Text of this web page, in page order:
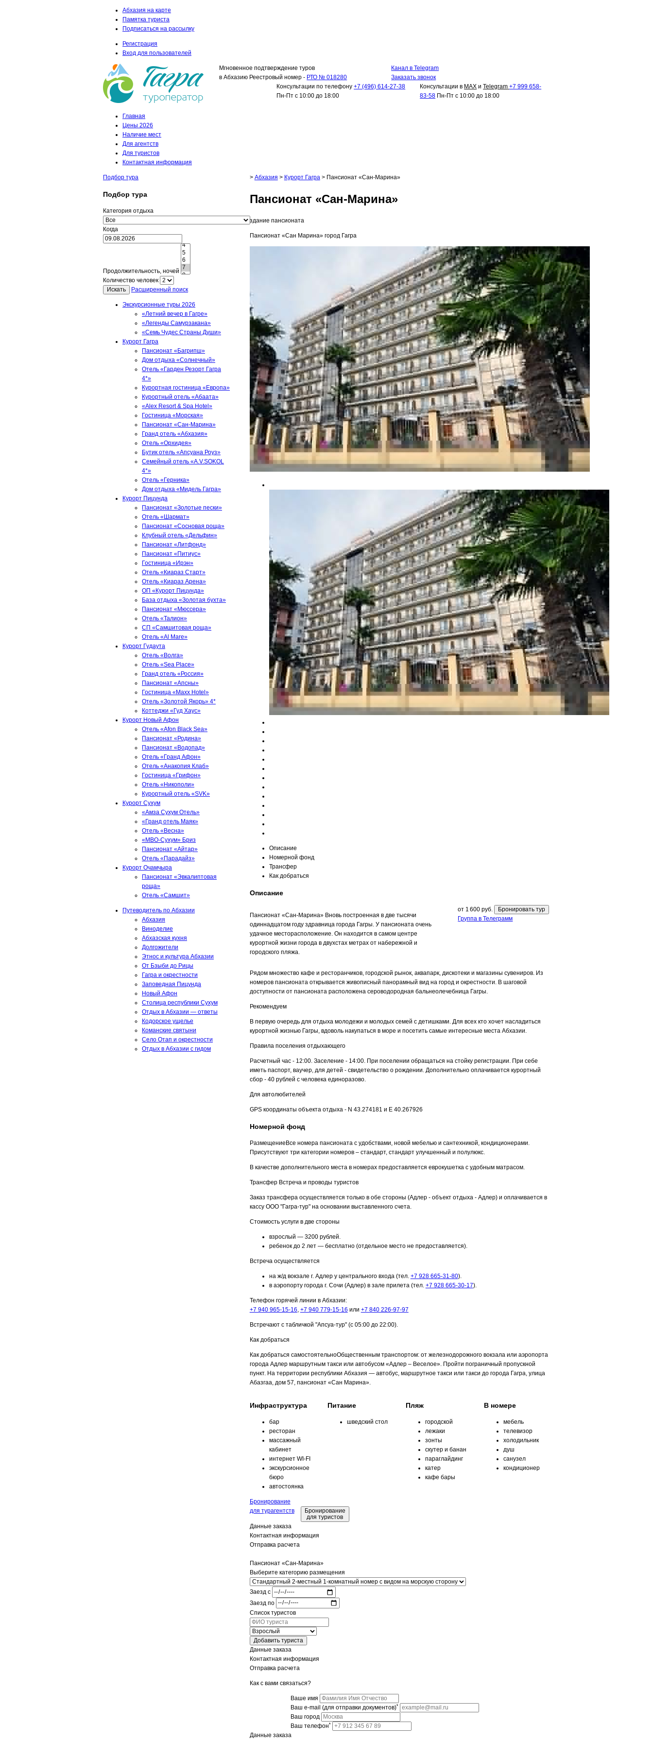
Абхазия на карте
Памятка туриста
Подписаться на рассылку
Регистрация
Вход для пользователей
Мгновенное подтверждение туров
в Абхазию Реестровый номер - РТО № 018280
Канал в Telegram
Заказать звонок
Консультации по телефону +7 (496) 614-27-38
Пн-Пт с 10:00 до 18:00
Консультации в MAX иTelegram +7 999 658-
83-58 Пн-Пт с 10:00 до 18:00
Главная
Цены 2026
Наличие мест
Для агентств
Для туристов
Контактная информация
Подбор тура
Подбор тура
Категория отдыха
Когда
Продолжительность, ночей
Количество человек
Искать
Расширенный поиск
Экскурсионные туры 2026
«Летний вечер в Гагре»
«Легенды Самурзакана»
«Семь Чудес Страны Души»
Курорт Гагра
Пансионат «Багрипш»
Дом отдыха «Солнечный»
Отель «Гарден Резорт Гагра
4*»
Курортная гостиница «Европа»
Курортный отель «Абаата»
«Alex Resort & Spa Hotel»
Гостиница «Морская»
Пансионат «Сан-Марина»
Гранд отель «Абхазия»
Отель «Орхидея»
Бутик отель «Апсуана Роуз»
Семейный отель «A.V.SOKOL
4*»
Отель «Герника»
Дом отдыха «Мидель Гагра»
Курорт Пицунда
Пансионат «Золотые пески»
Отель «Шармат»
Пансионат «Сосновая роща»
Клубный отель «Дельфин»
Пансионат «Литфонд»
Пансионат «Питиус»
Гостиница «Ирэн»
Отель «Киараз Старт»
Отель «Киараз Арена»
ОП «Курорт Пицунда»
База отдыха «Золотая бухта»
Пансионат «Мюссера»
Отель «Талион»
СП «Самшитовая роща»
Отель «Al Mare»
Курорт Гудаута
Отель «Волга»
Отель «Sea Place»
Гранд отель «Россия»
Пансионат «Апсны»
Гостиница «Maxx Hotel»
Отель «Золотой Якорь» 4*
Коттеджи «Гуд Хаус»
Курорт Новый Афон
Отель «Afon Black Sea»
Пансионат «Родина»
Пансионат «Водопад»
Отель «Гранд Афон»
Отель «Анакопия Клаб»
Гостиница «Грифон»
Отель «Никополи»
Курортный отель «SVK»
Курорт Сухум
«Амза Сухум Отель»
«Гранд отель Маяк»
Отель «Весна»
«МВО-Сухум» Бриз
Пансионат «Айтар»
Отель «Парадайз»
Курорт Очамчыра
Пансионат «Эвкалиптовая
роща»
Отель «Самшит»
Путеводитель по Абхазии
Абхазия
Виноделие
Абхазская кухня
Долгожители
Этнос и культура Абхазии
От Бзыби до Рицы
Гагра и окрестности
Заповедная Пицунда
Новый Афон
Столица республики Сухум
Отдых в Абхазии — ответы
Кодорское ущелье
Команские святыни
Село Отап и окрестности
Отдых в Абхазии с гидом
> Абхазия > Курорт Гагра> Пансионат «Сан-Марина»
Пансионат «Сан-Марина»
здание пансионата
Пансионат «Сан Марина» город Гагра
Описание
Номерной фонд
Трансфер
Как добраться
Описание
Пансионат «Сан-Марина» Вновь построенная в две тысячи
одиннадцатом году здравница города Гагры. У пансионата очень
удачное месторасположение. Он находится в самом центре
курортной жизни города в двухстах метрах от набережной и
городского пляжа.
от 1 600 руб.
Бронировать тур
Группа в Телеграмм
Рядом множество кафе и ресторанчиков, городской рынок, аквапарк, дискотеки и магазины сувениров. Из
номеров пансионата открывается живописный панорамный вид на город и окрестности. В шаговой
доступности от пансионата расположена сероводородная бальнеолечебница Гагры.
Рекомендуем
В первую очередь для отдыха молодежи и молодых семей с детишками. Для всех кто хочет насладиться
курортной жизнью Гагры, вдоволь накупаться в море и посетить самые интересные места Абхазии.
Правила поселения отдыхающего
Расчетный час - 12:00. Заселение - 14:00. При поселении обращаться на стойку регистрации. При себе
иметь паспорт, ваучер, для детей - свидетельство о рождении. Дополнительно оплачивается курортный
сбор - 40 рублей с человека единоразово.
Для автолюбителей
GPS координаты объекта отдыха - N 43.274181 и E 40.267926
Номерной фонд
Размещение Все номера пансионата с удобствами, новой мебелью и сантехникой, кондиционерами.
Присутствуют три категории номеров – стандарт, стандарт улучшенный и полулюкс.
В качестве дополнительного места в номерах предоставляется еврокушетка с удобным матрасом.
Трансфер Встреча и проводы туристов
Заказ трансфера осуществляется только в обе стороны (Адлер - объект отдыха - Адлер) и оплачивается в
кассу ООО "Гагра-тур" на основании выставленного счета.
Стоимость услуги в две стороны
взрослый — 3200 рублей.
ребенок до 2 лет — бесплатно (отдельное место не предоставляется).
Встреча осуществляется
на ж/д вокзале г. Адлер у центрального входа (тел. +7 928 665-31-80).
в аэропорту города г. Сочи (Адлер) в зале прилета (тел. +7 928 665-30-17).
Телефон горячей линии в Абхазии:
+7 940 965-15-16, +7 940 779-15-16 или +7 840 226-97-97
Встречают с табличкой "Апсуа-тур" (с 05:00 до 22:00).
Как добраться
Как добраться самостоятельноОбщественным транспортом: от железнодорожного вокзала или аэропорта
города Адлер маршрутным такси или автобусом «Адлер – Веселое». Пройти пограничный пропускной
пункт. На территории республики Абхазия — автобус, маршрутное такси или такси до города Гагра, улица
Абазгаа, дом 57, пансионат «Сан Марина».
Инфраструктура
бар
ресторан
массажный
кабинет
интернет WI-FI
экскурсионное
бюро
автостоянка
Питание
шведский стол
Пляж
городской
лежаки
зонты
скутер и банан
параглайдинг
катер
кафе бары
В номере
мебель
телевизор
холодильник
душ
санузел
кондиционер
Бронирование
для турагентств
Бронирование
для туристов
Данные заказа
Контактная информация
Отправка расчета
Пансионат «Сан-Марина»
Выберите категорию размещения
Заезд с
Заезд по
Список туристов
Добавить туриста
Данные заказа
Контактная информация
Отправка расчета
Как с вами связаться?
Ваше имя
Ваш e-mail (для отправки документов)*
Ваш город
Ваш телефон*
Данные заказа